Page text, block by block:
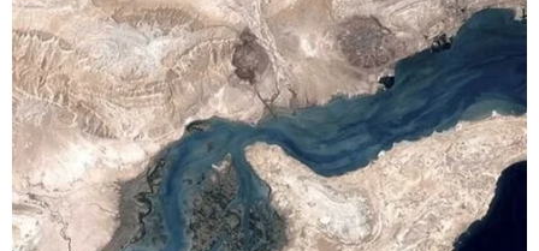
Sự vội vàng, thiếu cẩn trọng của vận động viên nhỏ tuổi đã bị
“đánh bật” khỏi thân tre. (Ảnh: Xuân Tiến/TTXVN)